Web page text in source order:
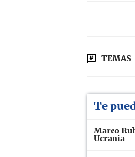
TEMAS
Te
Marco
Ucrania